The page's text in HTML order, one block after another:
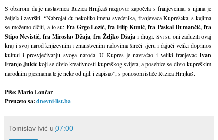
S obzirom da je nastavnica Ružica Hrnjkaš razgovor započela s franjevcima, s njima je
željela i završiti. “Nabrojat ću nekoliko imena svećenika, franjevaca Kuprešaka, s kojima
se možemo dičiti, a to su: Fra Grgo Lozić, fra Filip Kunić, fra Paskal Dumančić, fra
Stipo Nevistić, fra Miroslav Džaja, fra Željko Džaja i drugi. Svi su oni zadužili ovaj
kraj i svoj narod književnim i znanstvenim radovima šireći vjeru i dajući veliki doprinos
kulturi i prosvjećivanju svoga naroda. U Kupres je navraćao i veliki franjevac Ivan
Franjo Jukić koji se divio kreativnosti kupreškog svijeta, a posebice se divio kupreškim
narodnim pjesmama te je neke od njih i zapisao”, s ponosom ističe Ružica Hrnjkaš.
Piše: Mario Lončar
Preuzeto sa: dnevni-list.ba
Tomislav Ivić u 07:00